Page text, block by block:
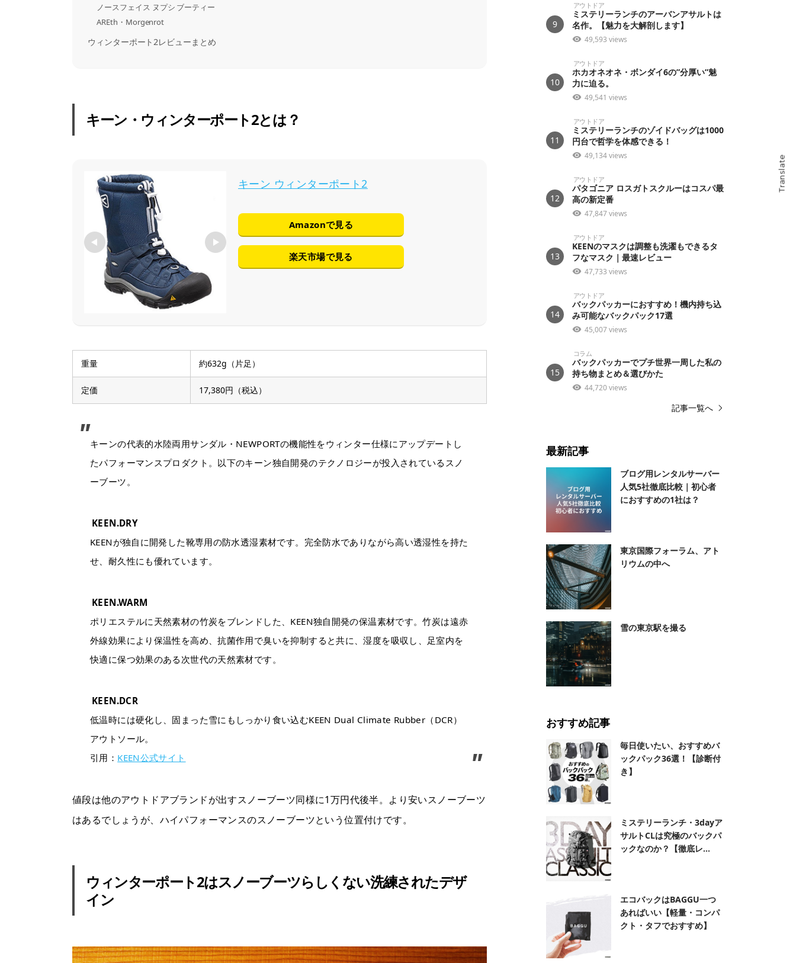
ノースフェイス ヌプシ ブーティー
AREth・Morgenrot
ウィンターポート2レビューまとめ
キーン・ウィンターポート2とは？
キーン ウィンターポート2
Amazonで見る
楽天市場で見る
重量 約632g（片足）
定価 17,380円（税込）
キーンの代表的水陸両用サンダル・NEWPORTの機能性をウィンター仕様にアップデートし
たパフォーマンスプロダクト。以下のキーン独自開発のテクノロジーが投入されているスノ
ーブーツ。
KEEN.DRY
KEENが独自に開発した靴専用の防水透湿素材です。完全防水でありながら高い透湿性を持た
せ、耐久性にも優れています。
KEEN.WARM
ポリエステルに天然素材の竹炭をブレンドした、KEEN独自開発の保温素材です。竹炭は遠赤
外線効果により保温性を高め、抗菌作用で臭いを抑制すると共に、湿度を吸収し、足室内を
快適に保つ効果のある次世代の天然素材です。
KEEN.DCR
低温時には硬化し、固まった雪にもしっかり食い込むKEEN Dual Climate Rubber（DCR）
アウトソール。
引用： KEEN公式サイト
値段は他のアウトドアブランドが出すスノーブーツ同様に1万円代後半。より安いスノーブーツ
はあるでしょうが、ハイパフォーマンスのスノーブーツという位置付けです。
ウィンターポート2はスノーブーツらしくない洗練されたデザ
イン
9
アウトドア
ミステリーランチのアーバンアサルトは
名作。【魅力を大解剖します】
49,593 views
10
アウトドア
ホカオネオネ・ボンダイ6の”分厚い”魅
力に迫る。
49,541 views
11
アウトドア
ミステリーランチのゾイドバッグは1000
円台で哲学を体感できる！
49,134 views
12
アウトドア
パタゴニア ロスガトスクルーはコスパ最
高の新定番
47,847 views
13
アウトドア
KEENのマスクは調整も洗濯もできるタ
フなマスク｜最速レビュー
47,733 views
14
アウトドア
バックパッカーにおすすめ！機内持ち込
み可能なバックパック17選
45,007 views
15
コラム
バックパッカーでプチ世界一周した私の
持ち物まとめ＆選びかた
44,720 views
記事一覧へ
最新記事
ブログ用レンタルサーバー
人気5社徹底比較｜初心者
におすすめの1社は？
東京国際フォーラム、アト
リウムの中へ
雪の東京駅を撮る
おすすめ記事
毎日使いたい、おすすめバ
ックパック36選！【診断付
き】
ミステリーランチ・3dayア
サルトCLは究極のバックパ
ックなのか？【徹底レ...
エコバックはBAGGU一つ
あればいい【軽量・コンパ
クト・タフでおすすめ】
Translate